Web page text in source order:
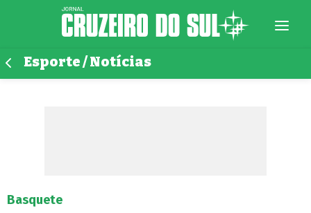
Esporte / Notícias
Basquete